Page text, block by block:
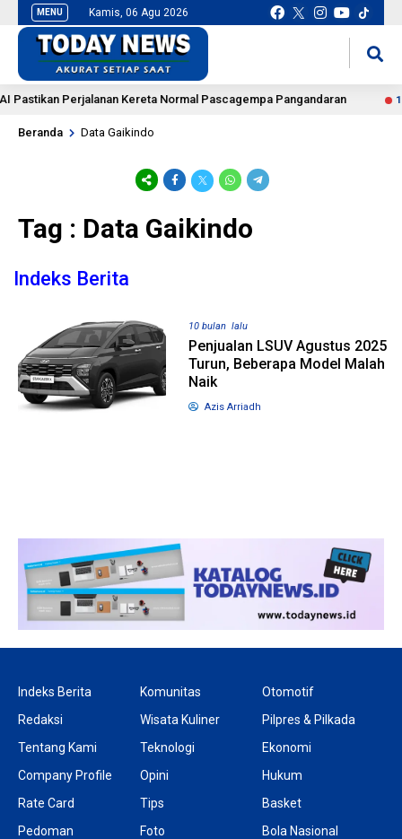
MENU Kamis, 06 Agu 2026
Pastikan Perjalanan Kereta Normal Pascagempa Pangandaran 1
Beranda Data Gaikindo
Tag : Data Gaikindo
Indeks Berita
10 bulan lalu
Penjualan LSUV Agustus 2025
Turun, Beberapa Model Malah
Naik
Azis Arriadh
Indeks Berita
Redaksi
Tentang Kami
Company Profile
Rate Card
Pedoman
Komunitas
Wisata Kuliner
Teknologi
Opini
Tips
Foto
Otomotif
Pilpres & Pilkada
Ekonomi
Hukum
Basket
Bola Nasional